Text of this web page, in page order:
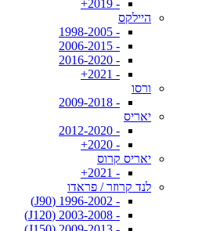
- 2019+
היילקס
- 1998-2005
- 2006-2015
- 2016-2020
- 2021+
ורסו
- 2009-2018
יאריס
- 2012-2020
- 2020+
יאריס קרוס
- 2021+
לנד קרוזר / פראדו
- 1996-2002 (J90)
- 2003-2008 (J120)